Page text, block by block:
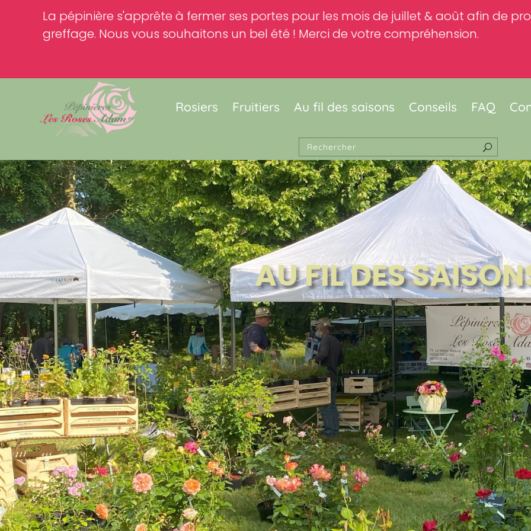
La pépinière s'apprête à fermer ses portes pour les mois de juillet & août afin de
greffage. Nous vous souhaitons un bel été ! Merci de votre compréhension.
Rosiers Fruitiers Au fil des saisons Conseils FAQ
AU FIL DES